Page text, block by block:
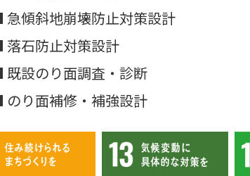
傾斜地崩壊防止対策設計
石防止対策設計
設のり面調査・診断
り面補修・補強設計